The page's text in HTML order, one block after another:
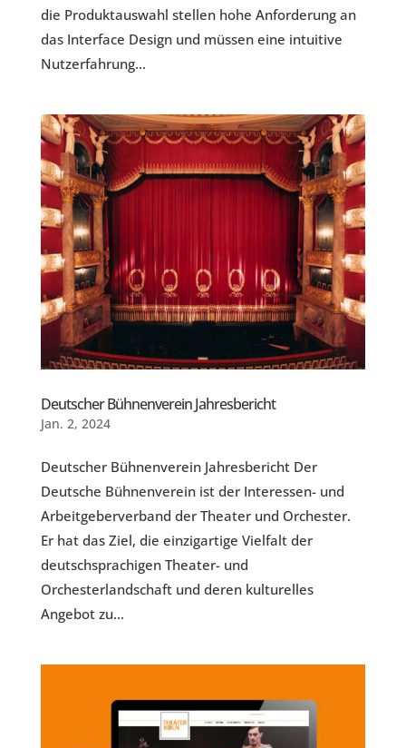
die Produktauswahl stellen hohe Anforderung an
das Interface Design und müssen eine intuitive
Nutzerfahrung...
Deutscher Bühnenverein Jahresbericht
Jan. 2, 2024
Deutscher Bühnenverein Jahresbericht Der
Deutsche Bühnenverein ist der Interessen- und
Arbeitgeberverband der Theater und Orchester.
Er hat das Ziel, die einzigartige Vielfalt der
deutschsprachigen Theater- und
Orchesterlandschaft und deren kulturelles
Angebot zu...